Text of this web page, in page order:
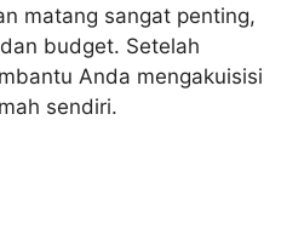
matang sangat penting,
budget. Setelah
Anda mengakuisisi
sendiri.